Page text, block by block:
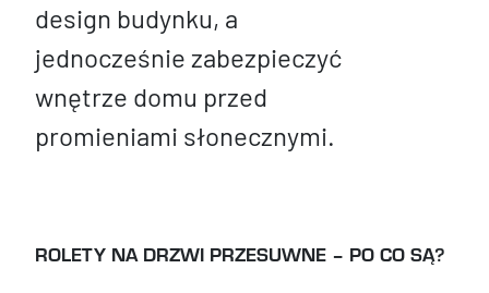
design budynku, a
jednocześnie zabezpieczyć
wnętrze domu przed
promieniami słonecznymi.
ROLETY NA DRZWI PRZESUWNE – PO CO SĄ?